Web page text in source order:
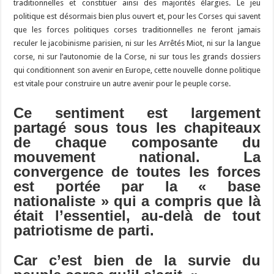
traditionnelles et constituer ainsi des majorités élargies. Le jeu
politique est désormais bien plus ouvert et, pour les Corses qui savent
que les forces politiques corses traditionnelles ne feront jamais
reculer le jacobinisme parisien, ni sur les Arrêtés Miot, ni sur la langue
corse, ni sur l’autonomie de la Corse, ni sur tous les grands dossiers
qui conditionnent son avenir en Europe, cette nouvelle donne politique
est vitale pour construire un autre avenir pour le peuple corse.
Ce sentiment est largement
partagé sous tous les chapiteaux
de chaque composante du
mouvement national. La
convergence de toutes les forces
est portée par la « base
nationaliste » qui a compris que là
était l’essentiel, au-delà de tout
patriotisme de parti.
Car c’est bien de la survie du